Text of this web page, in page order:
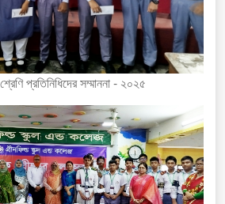
প্রতিনিধিদের সম্মাননা - ২০২৫